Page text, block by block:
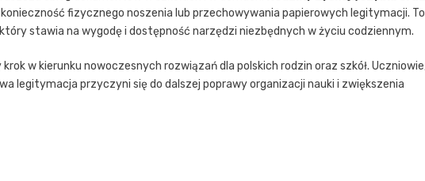
konieczność fizycznego noszenia lub przechowywania papierowych legitymacji. To
stawia na wygodę i dostępność narzędzi niezbędnych w życiu codziennym.
w kierunku nowoczesnych rozwiązań dla polskich rodzin oraz szkół.
legitymacja przyczyni się do dalszej poprawy organizacji nauki i zwiększenia